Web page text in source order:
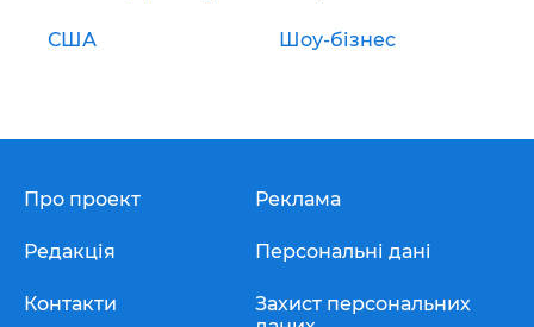
США Шоу-бізнес
Про проект
Редакція
Контакти
Реклама
Персональні дані
Захист персональних